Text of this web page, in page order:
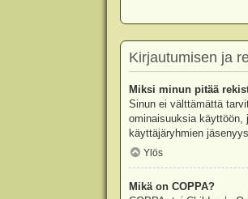
Kirjautumisen ja
Miksi minun pitää
Sinun ei välttämättä
ominaisuuksia käyttöön,
käyttäjäryhmien
Ylös
Mikä on COPPA?